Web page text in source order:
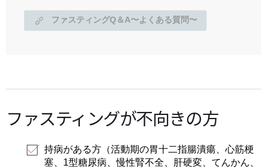
ファスティングQ＆A〜よくある質問〜
ファスティングが不向きの方
持病がある方（活動期の胃十二指腸潰瘍、心筋梗
塞、1型糖尿病、慢性腎不全、肝硬変、てんかん、